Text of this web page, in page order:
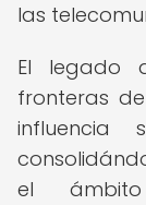
las
El legado
fronteras
influencia
el